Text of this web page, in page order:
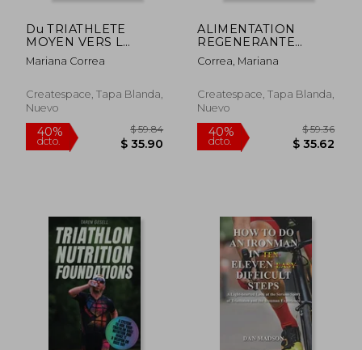
Du TRIATHLETE
MOYEN VERS L
IRONMAN ULTIME:
COMPLET AVEC 60
ENTRAINEMENTS Et
DE MENUS PALEO
Mariana Correa
Createspace, Tapa Blanda,
Nuevo
ALIMENTATION
REGENERANTE
POUR Le TRIATHLON
SECONDE EDITION:
NAGEZ A VOTRE
MEILLEUR GRACE a
ALIMENTATION
POUR VOTRE CORP
Correa, Mariana
Createspace, Tapa Blanda,
Nuevo